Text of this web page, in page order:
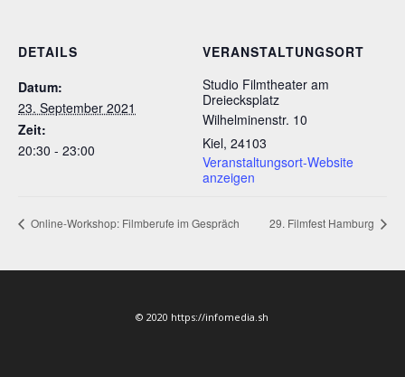
DETAILS
Datum:
23. September 2021
Zeit:
20:30 - 23:00
VERANSTALTUNGSORT
Studio Filmtheater am
Dreiecksplatz
Wilhelminenstr. 10
Kiel, 24103
Veranstaltungsort-Website
anzeigen
Online-Workshop: Filmberufe im Gespräch 29. Filmfest Hamburg
© 2020 https://infomedia.sh